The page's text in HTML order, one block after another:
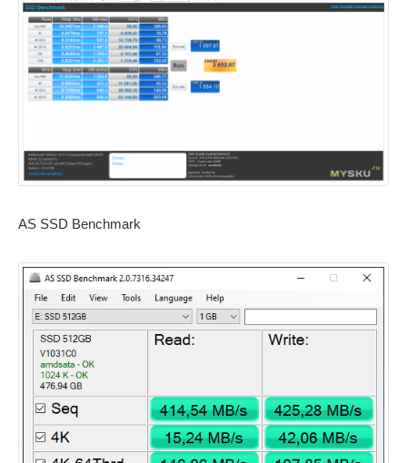
AS SSD Benchmark